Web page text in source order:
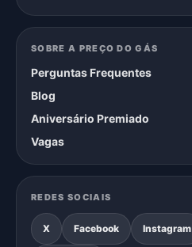
SOBRE A PREÇO DO GÁS
Perguntas Frequentes
Blog
Aniversário Premiado
Vagas
REDES SOCIAIS
X Facebook Instagram